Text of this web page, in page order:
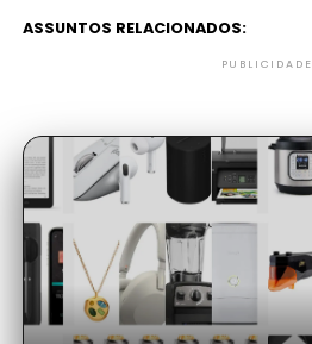
ASSUNTOS RELACIONADOS:
PUBLICIDADE